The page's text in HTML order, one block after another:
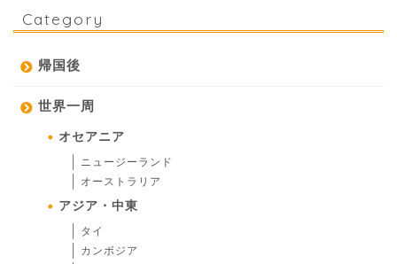
Category
帰国後
世界一周
オセアニア
ニュージーランド
オーストラリア
アジア・中東
タイ
カンボジア